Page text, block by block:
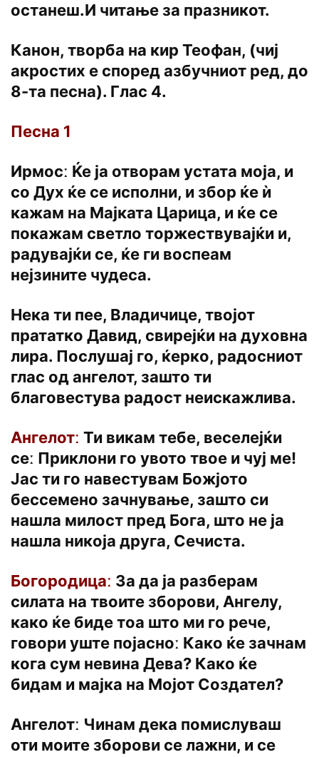
останеш.И читање за празникот.
Канон, творба на кир Теофан, (чиј
акростих е според азбучниот ред, до
8-та песна). Глас 4.
Песна 1
Ирмосː Ќе ја отворам устата моја, и
со Дух ќе се исполни, и збор ќе ѝ
кажам на Мајката Царица, и ќе се
покажам светло торжествувајќи и,
радувајќи се, ќе ги воспеам
нејзините чудеса.
Нека ти пее, Владичице, твојот
прататко Давид, свирејќи на духовна
лира. Послушај го, ќерко, радосниот
глас од ангелот, зашто ти
благовестува радост неискажлива.
Ангелотː Ти викам тебе, веселејќи
сеː Приклони го увото твое и чуј ме!
Јас ти го навестувам Божјото
бессемено зачнување, зашто си
нашла милост пред Бога, што не ја
нашла никоја друга, Сечиста.
Богородицаː За да ја разберам
силата на твоите зборови, Ангелу,
како ќе биде тоа што ми го рече,
говори уште појасноː Како ќе зачнам
кога сум невина Дева? Како ќе
бидам и мајка на Мојот Создател?
Ангелотː Чинам дека помислуваш
оти моите зборови се лажни, и се